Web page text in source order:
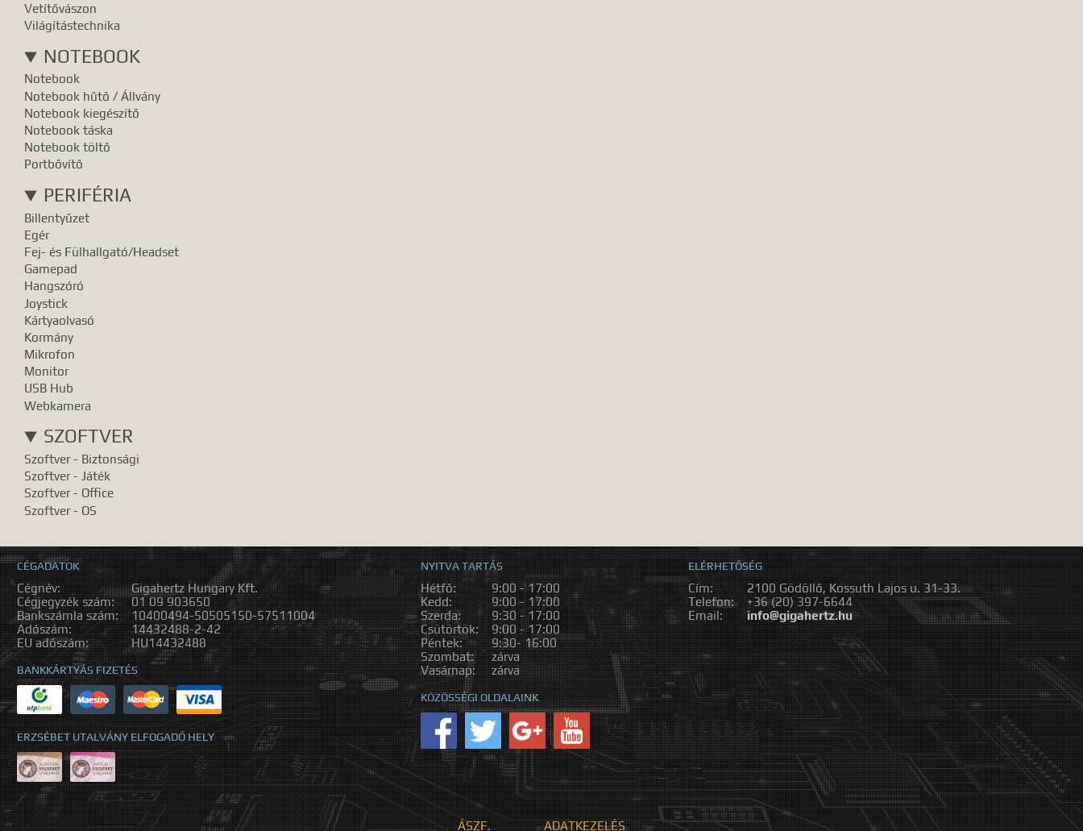
Vetítővászon
Világítástechnika
NOTEBOOK
Notebook
Notebook hűtő / Állvány
Notebook kiegészítő
Notebook táska
Notebook töltő
Portbővítő
PERIFÉRIA
Billentyűzet
Egér
Fej- és Fülhallgató/Headset
Gamepad
Hangszóró
Joystick
Kártyaolvasó
Kormány
Mikrofon
Monitor
USB Hub
Webkamera
SZOFTVER
Szoftver - Biztonsági
Szoftver - Játék
Szoftver - Office
Szoftver - OS
CÉGADATOK
Cégnév:
Gigahertz Hungary Kft.
Cégjegyzék szám:
01 09 903650
Bankszámla szám:
10400494-50505150-57511004
Adószám:
14432488-2-42
EU adószám:
HU14432488
BANKKÁRTYÁS FIZETÉS
ERZSÉBET UTALVÁNY ELFOGADÓ HELY
NYITVA TARTÁS
Hétfő:
9:00 - 17:00
Kedd:
9:00 - 17:00
Szerda:
9:30 - 17:00
Csütörtök:
9:00 - 17:00
Péntek:
9:30- 16:00
Szombat:
zárva
Vasárnap:
zárva
KÖZÖSSÉGI OLDALAINK
ELÉRHETŐSÉG
Cím:
2100 Gödöllő, Kossuth Lajos u. 31-33.
Telefon:
+36 (20) 397-6644
Email:
info@gigahertz.hu
ÁSZF. ADATKEZELÉS